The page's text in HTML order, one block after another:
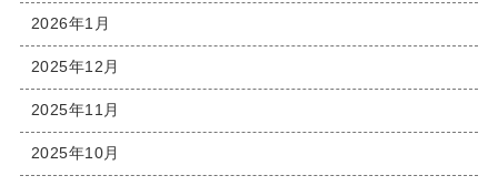
2026年1月
2025年12月
2025年11月
2025年10月